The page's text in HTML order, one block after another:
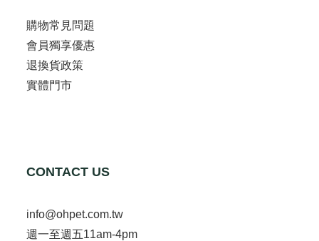
購物常見問題
會員獨享優惠
退換貨政策
實體門市
CONTACT US
info@ohpet.com.tw
週一至週五11am-4pm